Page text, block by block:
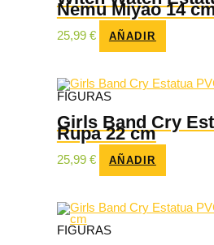
Nemu Miyao 14
25,99 € AÑADIR
FIGURAS
Girls Band Cry
Rupa 22 cm
25,99 € AÑADIR
FIGURAS